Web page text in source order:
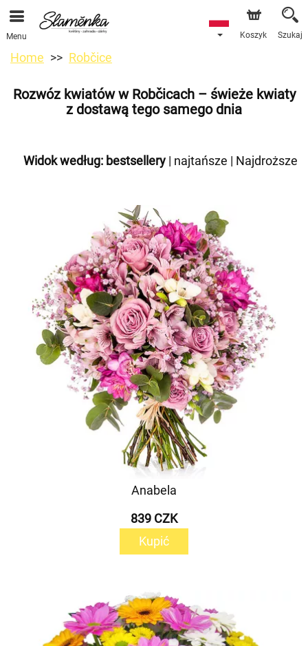
Menu Koszyk Szukaj
Home Robčice
Rozwóz kwiatów w Robčicach – świeże kwiaty
z dostawą tego samego dnia
Widok według: bestsellery | najtańsze | Najdroższe
Anabela
839 CZK
Kupić